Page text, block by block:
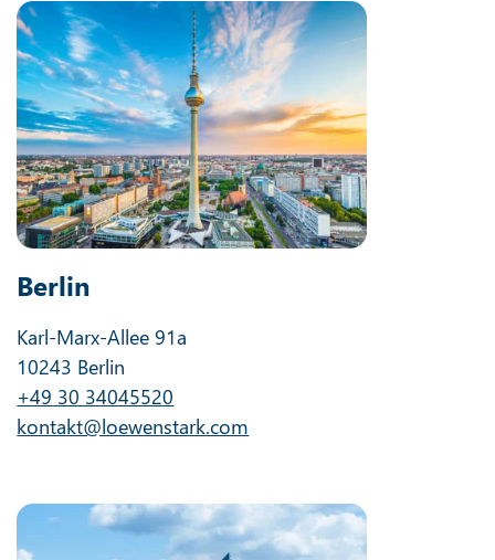
Berlin
Karl-Marx-Allee 91a
10243 Berlin
+49 30 34045520
kontakt@loewenstark.com